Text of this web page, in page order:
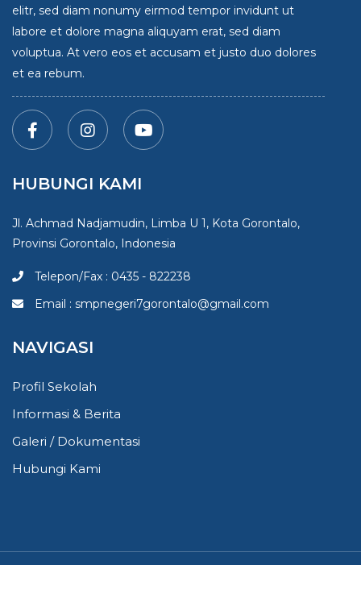
elitr, sed diam nonumy eirmod tempor invidunt ut
labore et dolore magna aliquyam erat, sed diam
voluptua. At vero eos et accusam et justo duo dolores
et ea rebum.
HUBUNGI KAMI
Jl. Achmad Nadjamudin, Limba U 1, Kota Gorontalo,
Provinsi Gorontalo, Indonesia
Telepon/Fax : 0435 - 822238
Email : smpnegeri7gorontalo@gmail.com
NAVIGASI
Profil Sekolah
Informasi & Berita
Galeri / Dokumentasi
Hubungi Kami
Copyright © 2019 - 2026 SMP Negeri 7 Gorontalo All rights